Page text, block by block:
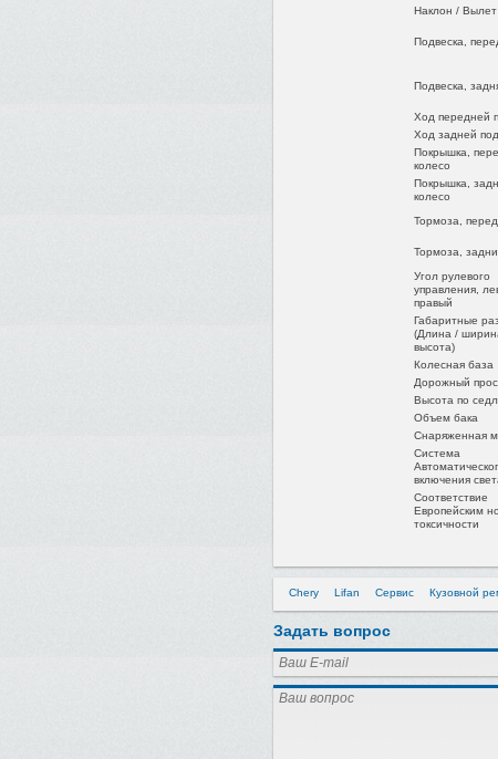
Наклон / Вылет
Подвеска,
Подвеска,
Ход передней
Ход задней
Покрышка,
колесо
Покрышка,
колесо
Тормоза,
Тормоза,
Угол рулевого
управления,
правый
Габаритные
(Длина /
высота)
Колесная база
Дорожный
Высота по
Объем бака
Снаряженная
Система
включения
Соответствие
Европейским
токсичности
Chery Lifan Сервис Кузовной
Задать вопрос